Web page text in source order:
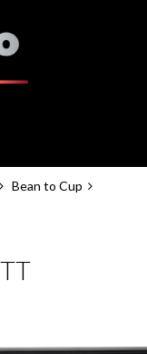
Aktionen auflisten
Bean to Cup